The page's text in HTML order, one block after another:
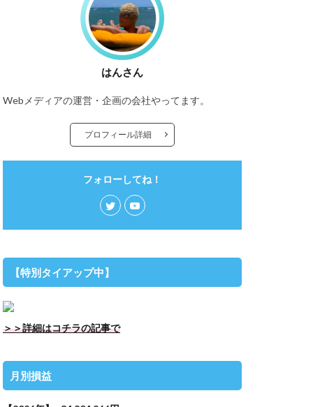
はんさん
Webメディアの運営・企画の会社やってます。
プロフィール詳細
フォローしてね！
【特別タイアップ中】
＞＞詳細はコチラの記事で
月別損益